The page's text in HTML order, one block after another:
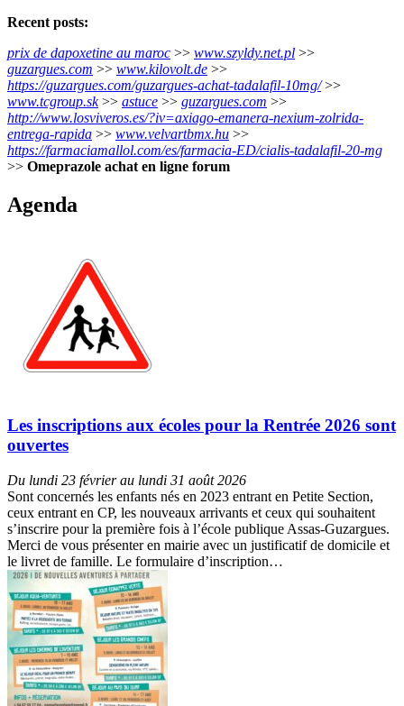
Recent posts:
prix de dapoxetine au maroc >> www.szyldy.net.pl >>
guzargues.com >> www.kilovolt.de >>
https://guzargues.com/guzargues-achat-tadalafil-10mg/>>
www.tcgroup.sk>> astuce >> guzargues.com >>
http://www.losviveros.es/?iv=axiago-emanera-nexium-zolrida-
entrega-rapida >> www.velvartbmx.hu >>
https://farmaciamallol.com/es/farmacia-ED/cialis-tadalafil-20-mg
>> Omeprazole achat en ligne forum
Agenda
Les inscriptions aux écoles pour la Rentrée 2026 sont
ouvertes
Du lundi 23 février au lundi 31 août 2026
Sont concernés les enfants nés en 2023 entrant en Petite Section,
ceux entrant en CP, les nouveaux arrivants et ceux qui souhaitent
s’inscrire pour la première fois à l’école publique Assas-Guzargues.
Merci de vous présenter en mairie avec un justificatif de domicile et
le livret de famille. Le formulaire d’inscription…